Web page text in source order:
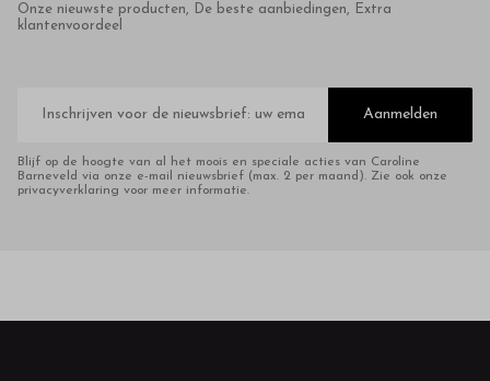
Onze nieuwste producten, De beste aanbiedingen, Extra
klantenvoordeel
mailadres
Aanmelden
Blijf op de hoogte van al het moois en speciale acties van Caroline
Barneveld via onze e-mail nieuwsbrief (max. 2 per maand). Zie ook onze
privacyverklaring voor meer informatie.